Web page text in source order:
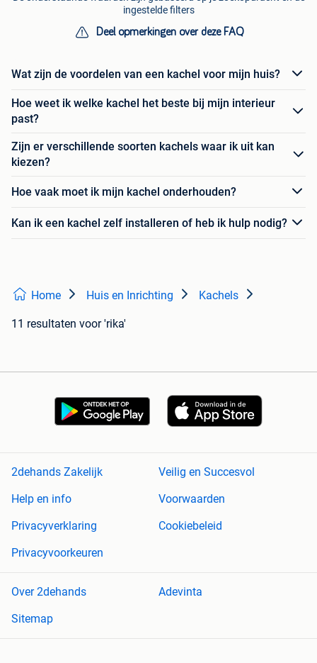
ingestelde filters
Deel opmerkingen over deze FAQ
Wat zijn de voordelen van een kachel voor mijn huis?
Hoe weet ik welke kachel het beste bij mijn interieur
past?
Zijn er verschillende soorten kachels waar ik uit kan
kiezen?
Hoe vaak moet ik mijn kachel onderhouden?
Kan ik een kachel zelf installeren of heb ik hulp nodig?
Home Huis en Inrichting Kachels
11 resultaten voor 'rika'
2dehands Zakelijk
Veilig en Succesvol
Help en info
Voorwaarden
Privacyverklaring
Cookiebeleid
Privacyvoorkeuren
Over 2dehands
Adevinta
Sitemap